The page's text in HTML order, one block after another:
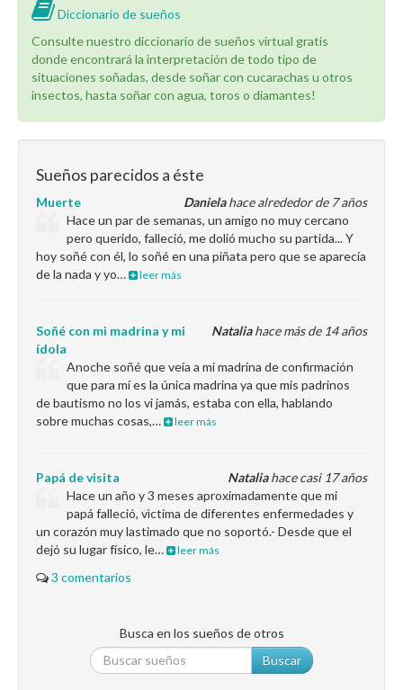
Diccionario de sueños
Consulte nuestro diccionario de sueños virtual gratis
donde encontrará la interpretación de todo tipo de
situaciones soñadas, desde soñar con cucarachas u otros
insectos, hasta soñar con agua, toros o diamantes!
Sueños parecidos a éste
Danielahace alrededor de 7 años
Muerte
Hace un par de semanas, un amigo no muy cercano
pero querido, falleció, me dolió mucho su partida... Y
hoy soñé con él, lo soñé en una piñata pero que se aparecía
de la nada y yo…
leer más
Nataliahace más de 14 años
Soñé con mi madrina y mi
ídola
Anoche soñé que veía a mi madrina de confirmación
que para mí es la única madrina ya que mis padrinos
de bautismo no los vi jamás, estaba con ella, hablando
sobre muchas cosas,…
leer más
Nataliahace casi 17 años
Papá de visita
Hace un año y 3 meses aproximadamente que mi
papá falleció, vìctima de diferentes enfermedades y
un corazón muy lastimado que no soportó.- Desde que el
dejó su lugar físico, le…
leer más
3 comentarios
Busca en los sueños de otros
Buscar